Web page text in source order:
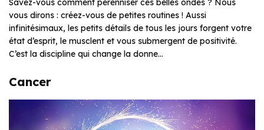
Savez-vous comment pérenniser ces belles ondes ? Nous
vous dirons : créez-vous de petites routines ! Aussi
infinitésimaux, les petits détails de tous les jours forgent votre
état d’esprit, le musclent et vous submergent de positivité.
C’est la discipline qui change la donne…
Cancer